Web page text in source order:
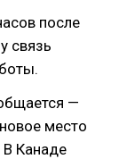
после
связь
—
место
Канаде